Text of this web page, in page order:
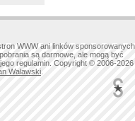
WWW ani linków sponsorowanych
są darmowe, ale mogą być
regulamin. Copyright © 2006-2026
Walawski